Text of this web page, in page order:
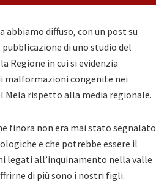
abbiamo diffuso, con un post su
di uno studio del
Regione in cui si evidenzia
malformazioni congenite nei
Mela rispetto alla media regionale.
finora non era mai stato segnalato
e che potrebbe essere il
legati all’inquinamento nella valle
di più sono i nostri figli.